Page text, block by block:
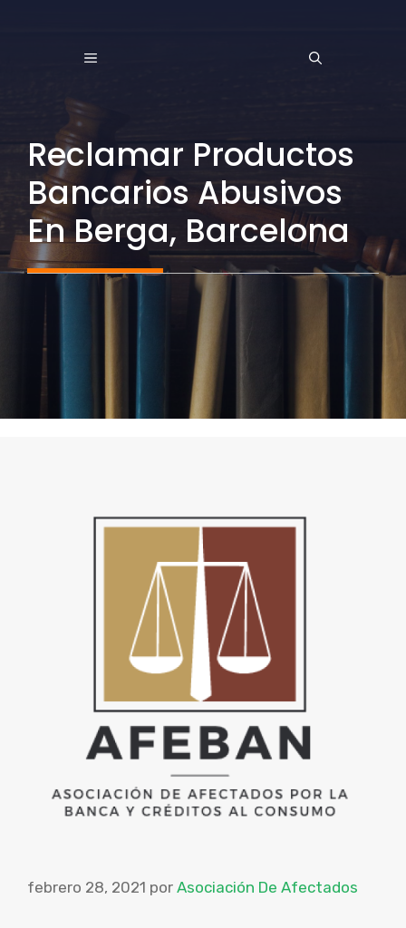
MENÚ
Reclamar Productos
Bancarios Abusivos
En Berga, Barcelona
febrero 28, 2021 por Asociación De Afectados